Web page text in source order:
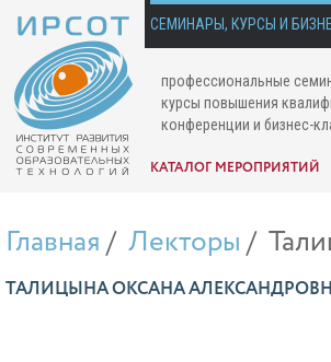
СЕМИНАРЫ, КУРСЫ И
профессиональные
курсы повышения
конференции и бизнес-
КАТАЛОГ МЕРОПРИЯТИЙ
Главная Лекторы
ТАЛИЦЫНА ОКСАНА